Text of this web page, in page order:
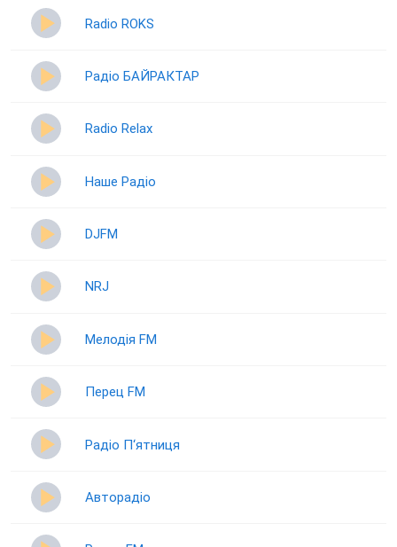
Radio ROKS
Радіо БАЙРАКТАР
Radio Relax
Наше Радіо
DJFM
NRJ
Мелодія FM
Перец FM
Радіо П‘ятниця
Авторадіо